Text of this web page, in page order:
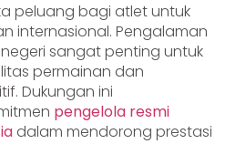
peluang bagi atlet untuk
internasional. Pengalaman
sangat penting untuk
permainan dan
Dukungan ini
pengelola resmi
dalam mendorong prestasi